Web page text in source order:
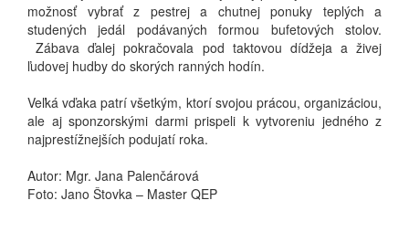
možnosť vybrať z pestrej a chutnej ponuky teplých a
studených jedál podávaných formou bufetových stolov.
Zábava ďalej pokračovala pod taktovou dídžeja a živej
ľudovej hudby do skorých ranných hodín.
Veľká vďaka patrí všetkým, ktorí svojou prácou, organizáciou,
ale aj sponzorskými darmi prispeli k vytvoreniu jedného z
najprestížnejších podujatí roka.
Autor: Mgr. Jana Palenčárová
Foto: Jano Štovka – Master QEP